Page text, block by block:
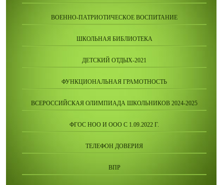
ВОЕННО-ПАТРИОТИЧЕСКОЕ ВОСПИТАНИЕ
ШКОЛЬНАЯ БИБЛИОТЕКА
ДЕТСКИЙ ОТДЫХ-2021
ФУНКЦИОНАЛЬНАЯ ГРАМОТНОСТЬ
ВСЕРОССИЙСКАЯ ОЛИМПИАДА ШКОЛЬНИКОВ 2024-2025
ФГОС НОО И ООО С 1.09.2022 Г.
ТЕЛЕФОН ДОВЕРИЯ
ВПР